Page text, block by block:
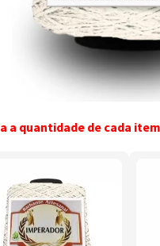
a quantidade de cada